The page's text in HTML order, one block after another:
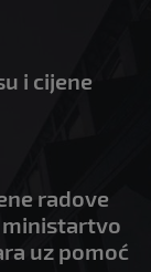
i cijene
radove
ministartvo
uz pomoć